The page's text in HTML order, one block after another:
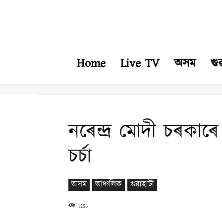
Home Live TV অসম
নৰেন্দ্র মোদী
চৰ্চা
অসম আঞ্চলিক গুৱাহাটী
1256